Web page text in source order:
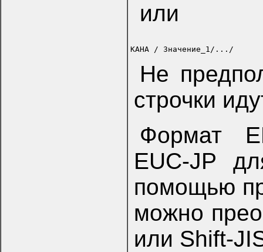
или
Не
строчки
Формат
EUC-JP
помощью
можно
или Shift-